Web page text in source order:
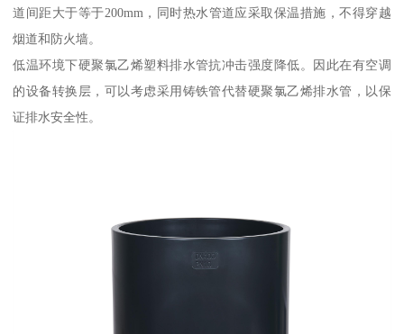
道间距大于等于200mm，同时热水管道应采取保温措施，不得穿越
烟道和防火墙。
低温环境下硬聚氯乙烯塑料排水管抗冲击强度降低。因此在有空调
的设备转换层，可以考虑采用铸铁管代替硬聚氯乙烯排水管，以保
证排水安全性。